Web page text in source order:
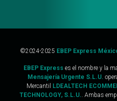
©2024-2025 EBEP Express
EBEP Express es el nombre y la
Mensajería Urgente S.L.U.
Mercantil
LDEALTECH
TECHNOLOGY, S.L.U.. Ambas